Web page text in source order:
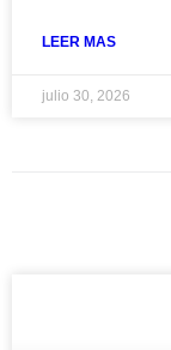
LEER MAS
julio 30, 2026